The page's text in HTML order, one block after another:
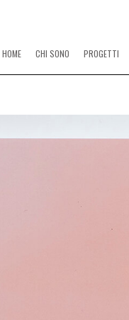
HOME CHI SONO PROGETTI